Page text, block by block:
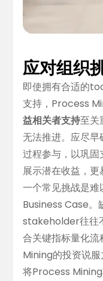
应对组织
即使拥有合适的
支持，Process
益相关者支持至关
无法推进。应尽
过程参与，以巩
展示潜在收益，更
一个常见挑战是
Business Case。
stakeholder往往
合关键指标量化
Mining的投资说服
将Process